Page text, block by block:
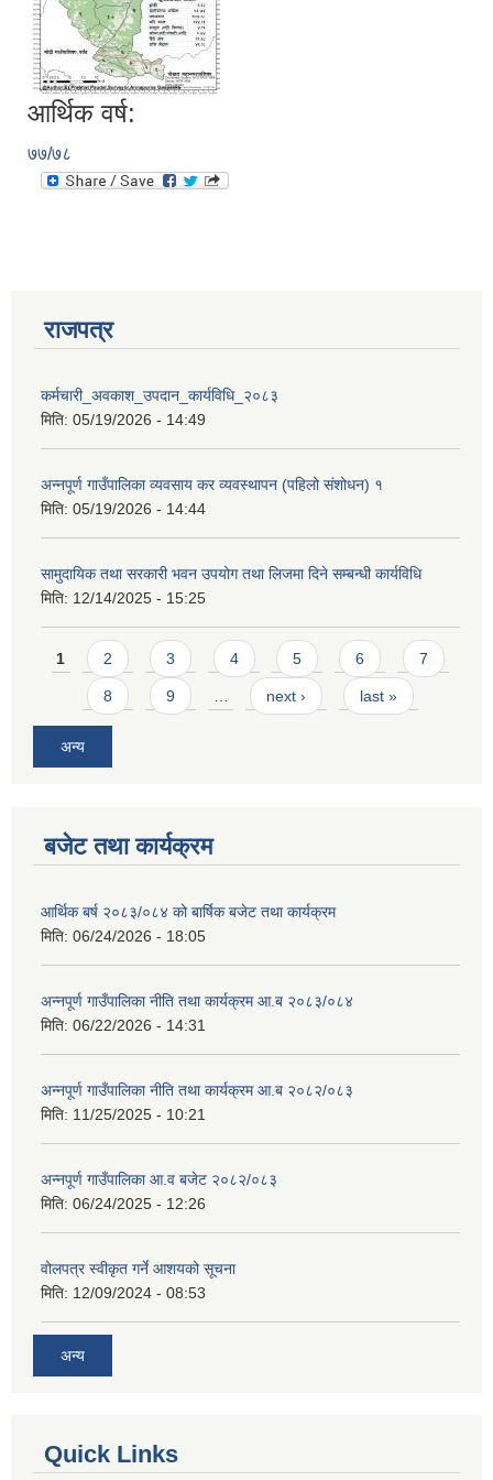
आर्थिक वर्ष:
७७/७८
राजपत्र
कर्मचारी_अवकाश_उपदान_कार्यविधि_२०८३
मिति: 05/19/2026 - 14:49
अन्नपूर्ण गाउँपालिका व्यवसाय कर व्यवस्थापन (पहिलो संशोधन) १
मिति: 05/19/2026 - 14:44
सामुदायिक तथा सरकारी भवन उपयोग तथा लिजमा दिने सम्बन्धी कार्यविधि
मिति: 12/14/2025 - 15:25
Pages
1 2 3 4 5 6 7
8 9 next › last »
अन्य
बजेट तथा कार्यक्रम
आर्थिक बर्ष २०८३/०८४ को बार्षिक बजेट तथा कार्यक्रम
मिति: 06/24/2026 - 18:05
अन्नपूर्ण गाउँपालिका नीति तथा कार्यक्रम आ.ब २०८३/०८४
मिति: 06/22/2026 - 14:31
अन्नपूर्ण गाउँपालिका नीति तथा कार्यक्रम आ.ब २०८२/०८३
मिति: 11/25/2025 - 10:21
अन्नपूर्ण गाउँपालिका आ.व बजेट २०८२/०८३
मिति: 06/24/2025 - 12:26
वोलपत्र स्वीकृत गर्ने आशयको सूचना
मिति: 12/09/2024 - 08:53
अन्य
Quick Links